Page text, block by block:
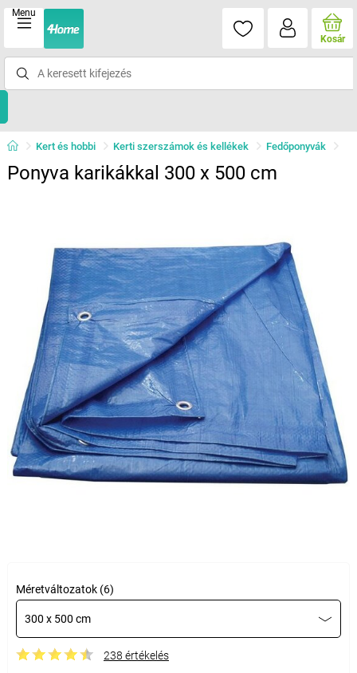
Menu
Kosár
Kert és hobbi Kerti szerszámok és kellékek Fedőponyvák
Ponyva karikákkal 300 x 500 cm
Méretváltozatok (6)
300 x 500 cm
238 értékelés